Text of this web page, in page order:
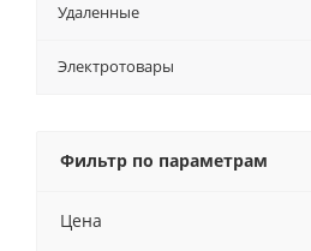
Удаленные
Электротовары
Фильтр по параметрам
Цена